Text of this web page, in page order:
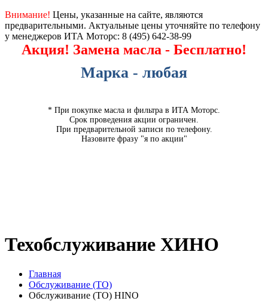
Внимание! Цены, указанные на сайте, являются
предварительными. Актуальные цены уточняйте по телефону
у менеджеров ИТА Моторс: 8 (495) 642-38-99
Акция! Замена масла - Бесплатно!
Марка - любая
* При покупке масла и фильтра в ИТА Моторс.
Срок проведения акции ограничен.
При предварительной записи по телефону.
Назовите фразу "я по акции"
Техобслуживание ХИНО
Главная
Обслуживание (ТО)
Обслуживание (ТО) HINO